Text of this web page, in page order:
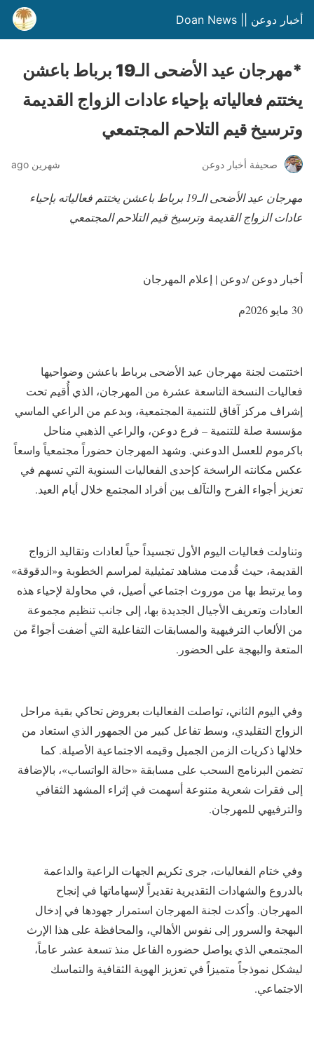
أخبار دوعن || Doan News
*مهرجان عيد الأضحى الـ19 برباط باعشن
يختتم فعالياته بإحياء عادات الزواج القديمة
وترسيخ قيم التلاحم المجتمعي
صحيفة أخبار دوعن شهرين ago
مهرجان عيد الأضحى الـ19 برباط باعشن يختتم فعالياته بإحياء
عادات الزواج القديمة وترسيخ قيم التلاحم المجتمعي
أخبار دوعن /دوعن | إعلام المهرجان
30 مايو 2026م
اختتمت لجنة مهرجان عيد الأضحى برباط باعشن وضواحيها
فعاليات النسخة التاسعة عشرة من المهرجان، الذي أُقيم تحت
إشراف مركز آفاق للتنمية المجتمعية، وبدعم من الراعي الماسي
مؤسسة صلة للتنمية – فرع دوعن، والراعي الذهبي مناحل
باكرموم للعسل الدوعني. وشهد المهرجان حضوراً مجتمعياً واسعاً
عكس مكانته الراسخة كإحدى الفعاليات السنوية التي تسهم في
تعزيز أجواء الفرح والتآلف بين أفراد المجتمع خلال أيام العيد.
وتناولت فعاليات اليوم الأول تجسيداً حياً لعادات وتقاليد الزواج
القديمة، حيث قُدمت مشاهد تمثيلية لمراسم الخطوبة و«الدقوقة»
وما يرتبط بها من موروث اجتماعي أصيل، في محاولة لإحياء هذه
العادات وتعريف الأجيال الجديدة بها، إلى جانب تنظيم مجموعة
من الألعاب الترفيهية والمسابقات التفاعلية التي أضفت أجواءً من
المتعة والبهجة على الحضور.
وفي اليوم الثاني، تواصلت الفعاليات بعروض تحاكي بقية مراحل
الزواج التقليدي، وسط تفاعل كبير من الجمهور الذي استعاد من
خلالها ذكريات الزمن الجميل وقيمه الاجتماعية الأصيلة. كما
تضمن البرنامج السحب على مسابقة «حالة الواتساب»، بالإضافة
إلى فقرات شعرية متنوعة أسهمت في إثراء المشهد الثقافي
والترفيهي للمهرجان.
وفي ختام الفعاليات، جرى تكريم الجهات الراعية والداعمة
بالدروع والشهادات التقديرية تقديراً لإسهاماتها في إنجاح
المهرجان. وأكدت لجنة المهرجان استمرار جهودها في إدخال
البهجة والسرور إلى نفوس الأهالي، والمحافظة على هذا الإرث
المجتمعي الذي يواصل حضوره الفاعل منذ تسعة عشر عاماً،
ليشكل نموذجاً متميزاً في تعزيز الهوية الثقافية والتماسك
الاجتماعي.